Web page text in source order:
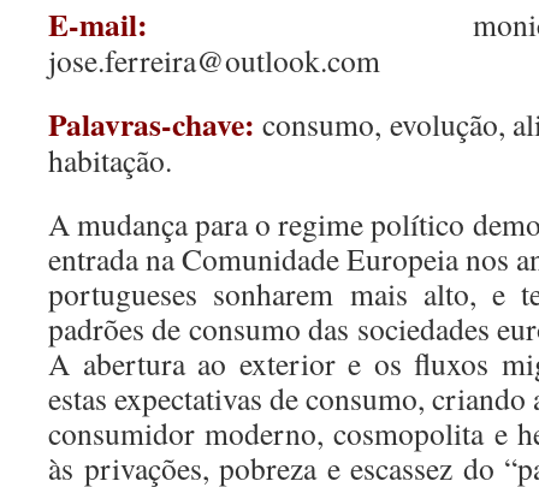
E-mail:
jose.ferreira@outlook.com
Palavras-chave: consumo, evolução,
habitação.
A mudança para o regime político
entrada na Comunidade Europeia nos
portugueses sonharem mais alto, e
padrões de consumo das sociedades
A abertura ao exterior e os fluxos
estas expectativas de consumo,
consumidor moderno, cosmopolita e
às privações, pobreza e escassez do